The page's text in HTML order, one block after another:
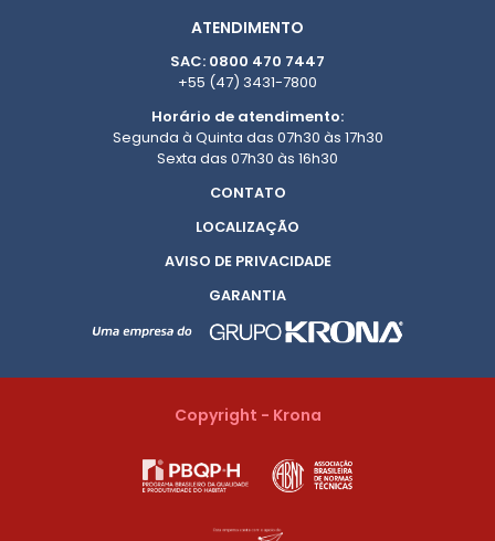
ATENDIMENTO
SAC: 0800 470 7447
+55 (47) 3431-7800
Horário de atendimento:
Segunda à Quinta das 07h30 às 17h30
Sexta das 07h30 às 16h30
CONTATO
LOCALIZAÇÃO
AVISO DE PRIVACIDADE
GARANTIA
Copyright - Krona